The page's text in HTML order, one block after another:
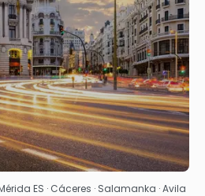
ZobaczES · Cáceres · Salamanka · Avila